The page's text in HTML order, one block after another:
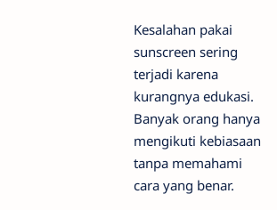
Kesalahan pakai
sunscreen sering
terjadi karena
kurangnya edukasi.
Banyak orang hanya
mengikuti kebiasaan
tanpa memahami
cara yang benar.